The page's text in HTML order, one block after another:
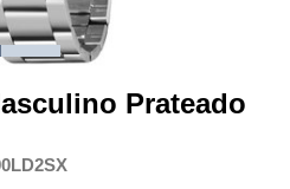
Prateado